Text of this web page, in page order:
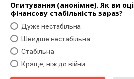
Опитування (анонімне). Як ви
фінансову стабільність зараз?
Дуже нестабільна
Швидше нестабільна
Cтабільна
Краще, ніж до війни